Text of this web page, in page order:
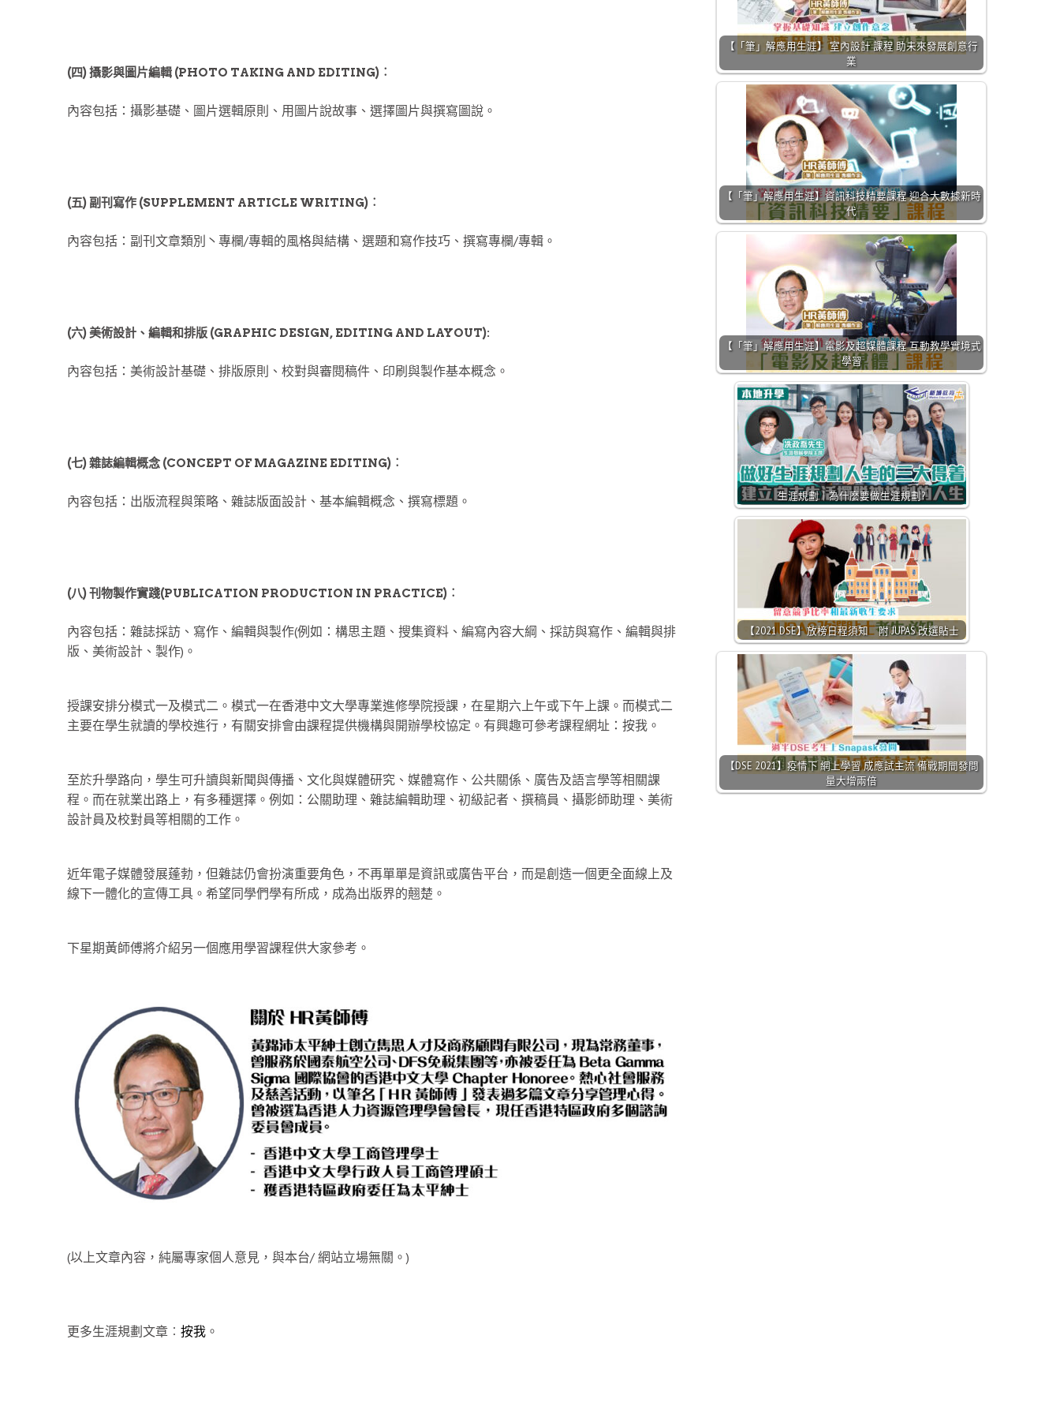
(四) 攝影與圖片編輯 (PHOTO TAKING AND EDITING)︰
內容包括：攝影基礎、圖片選輯原則、用圖片說故事、選擇圖片與撰寫圖說。
(五) 副刊寫作 (SUPPLEMENT ARTICLE WRITING)︰
內容包括：副刊文章類別丶專欄/專輯的風格與結構、選題和寫作技巧、撰寫專欄/專輯。
(六) 美術設計、編輯和排版 (GRAPHIC DESIGN, EDITING AND LAYOUT):
內容包括：美術設計基礎、排版原則、校對與審閱稿件、印刷與製作基本概念。
(七) 雜誌編輯概念 (CONCEPT OF MAGAZINE EDITING)︰
內容包括：出版流程與策略、雜誌版面設計、基本編輯概念、撰寫標題。
(八) 刊物製作實踐(PUBLICATION PRODUCTION IN PRACTICE)︰
內容包括：雜誌採訪、寫作、編輯與製作(例如：構思主題、搜集資料、編寫內容大綱、採訪與寫作、編輯與排
版、美術設計、製作)。
授課安排分模式一及模式二。模式一在香港中文大學專業進修學院授課，在星期六上午或下午上課。而模式二
主要在學生就讀的學校進行，有關安排會由課程提供機構與開辦學校協定。有興趣可參考課程網址：按我。
至於升學路向，學生可升讀與新聞與傳播、文化與媒體研究、媒體寫作、公共關係、廣告及語言學等相關課
程。而在就業出路上，有多種選擇。例如：公關助理、雜誌編輯助理、初級記者、撰稿員、攝影師助理、美術
設計員及校對員等相關的工作。
近年電子媒體發展蓬勃，但雜誌仍會扮演重要角色，不再單單是資訊或廣告平台，而是創造一個更全面線上及
線下一體化的宣傳工具。希望同學們學有所成，成為出版界的翹楚。
下星期黃師傅將介紹另一個應用學習課程供大家參考。
(以上文章內容，純屬專家個人意見，與本台/ 網站立場無關。)
更多生涯規劃文章︰ 按我。
【「筆」解應用生涯】 室內設計 課程 助未來發展創意行
業
【「筆」解應用生涯】資訊科技精要課程 迎合大數據新時
代
【「筆」解應用生涯】電影及超媒體課程 互動教學實境式
學習
生涯規劃｜為什麼要做生涯規劃?
【2021 DSE】放榜日程須知 附 JUPAS 改選貼士
【DSE 2021】疫情下 網上學習 成應試主流 備戰期間發問
量大增兩倍